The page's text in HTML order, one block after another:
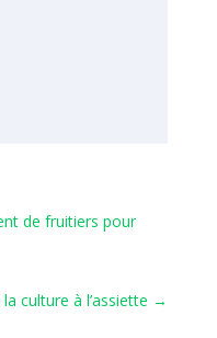
de fruitiers pour
culture à l’assiette →